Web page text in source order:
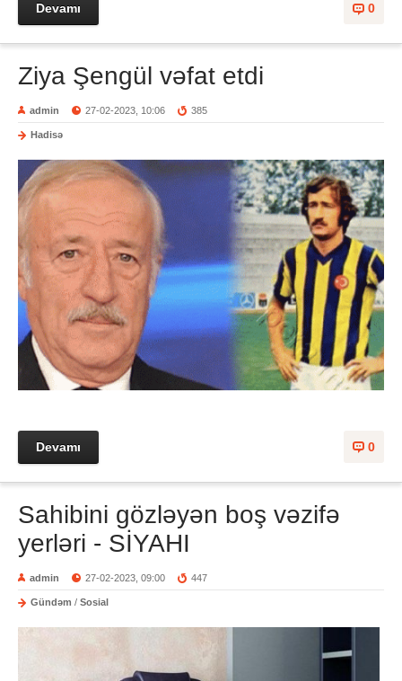
0
Devamı
Ziya Şengül vəfat etdi
admin 27-02-2023, 10:06 385
Hadisə
0
Devamı
Sahibini gözləyən boş vəzifə
yerləri - SİYAHI
admin 27-02-2023, 09:00 447
Gündəm / Sosial